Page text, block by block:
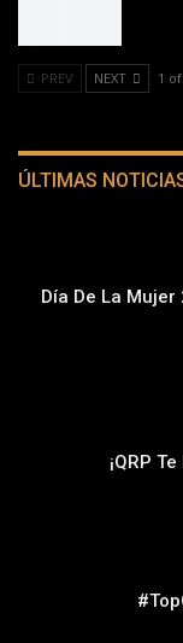
PREV NEXT 1
ÚLTIMAS
Día De La
¡QRP